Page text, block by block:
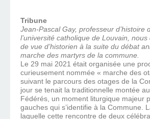
Tribune
Jean-Pascal Gay, professeur d’histoire
l’université catholique de Louvain,
de vue d’historien à la suite du débat
marche des martyrs de la commune.
Le 29 mai 2021 était organisée une
curieusement nommée « marche des
suivant le parcours des otages de la
jour se tenait la traditionnelle montée
Fédérés, un moment liturgique majeur
gauches qui s’identifie à la Commune.
laquelle cette rencontre de deux